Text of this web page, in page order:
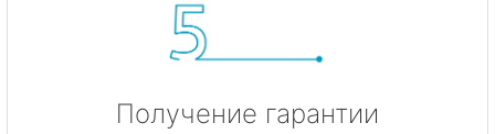
Получение гарантии